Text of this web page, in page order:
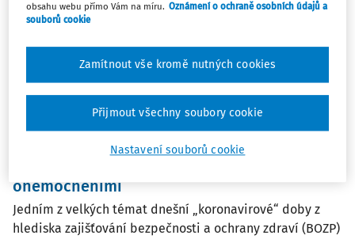
Počet vyhledaných dokumentů: 1
Nejstarší
Vybavování zaměstnanců osobními
ochrannými pracovními prostředky
onemocněními
Jedním z velkých témat dnešní „koronavirové“ doby z
hlediska zajišťování bezpečnosti a ochrany zdraví (BOZP)
obsahu webu přímo Vám na míru. Oznámení o ochraně osobních údajů a
souborů cookie
Nastavení souborů cookie
Zamítnout vše kromě nutných cookies
Přijmout všechny soubory cookie